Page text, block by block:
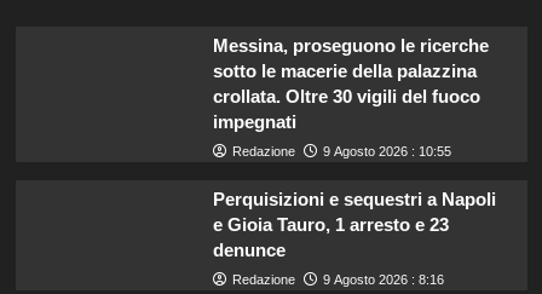
Alvaro Morata e Alice Campello:
riconciliazione celebrata con il
primo post dopo la crisi.
Messina, proseguono le ricerche
sotto le macerie della palazzina
crollata. Oltre 30 vigili del fuoco
impegnati
Redazione 9 Agosto 2026 : 10:55
Perquisizioni e sequestri a Napoli
e Gioia Tauro, 1 arresto e 23
denunce
Redazione 9 Agosto 2026 : 8:16